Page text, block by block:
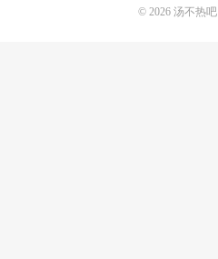
© 2026 汤不热吧